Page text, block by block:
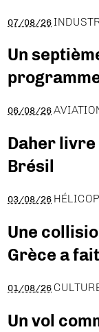
07/08/26
Un
06/08/26
Daher livre
Brésil
03/08/26
Une
Grèce a
01/08/26
Un vol